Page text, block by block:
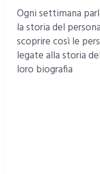
Ogni settimana
la storia del
scoprire così le
legate alla storia
loro biografia